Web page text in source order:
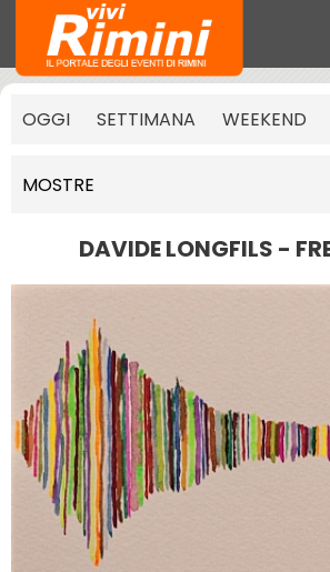
OGGI SETTIMANA WEEKEND
MOSTRE
DAVIDE LONGFILS -